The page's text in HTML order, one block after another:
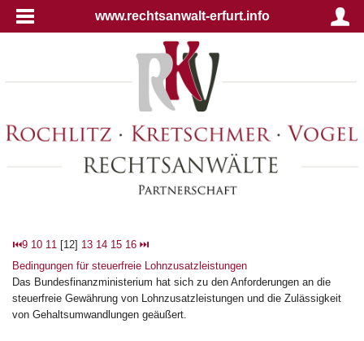
www.rechtsanwalt-erfurt.info
⏮9 10 11 [12] 13 14 15 16 ⏭
Bedingungen für steuerfreie Lohnzusatzleistungen
Das Bundesfinanzministerium hat sich zu den Anforderungen an die
steuerfreie Gewährung von Lohnzusatzleistungen und die Zulässigkeit
von Gehaltsumwandlungen geäußert.